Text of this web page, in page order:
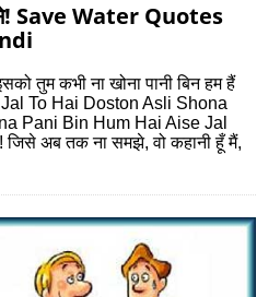
Save Water Quotes
तुम कभी ना खोना पानी बिन हम हैं
To Hai Doston Asli Shona
Pani Bin Hum Hai Aise Jal
अब तक ना समझे, वो कहानी हूँ मैं,